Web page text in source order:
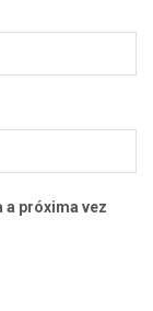
a próxima vez